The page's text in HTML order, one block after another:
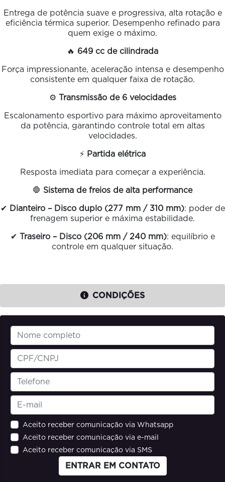
Entrega de potência suave e progressiva, alta rotação e
eficiência térmica superior. Desempenho refinado para
quem exige o máximo.
🔥 649 cc de cilindrada
Força impressionante, aceleração intensa e desempenho
consistente em qualquer faixa de rotação.
⚙️ Transmissão de 6 velocidades
Escalonamento esportivo para máximo aproveitamento
da potência, garantindo controle total em altas
velocidades.
⚡ Partida elétrica
Resposta imediata para começar a experiência.
🛑 Sistema de freios de alta performance
✔ Dianteiro – Disco duplo (277 mm / 310 mm): poder de
frenagem superior e máxima estabilidade.
✔ Traseiro – Disco (206 mm / 240 mm): equilíbrio e
controle em qualquer situação.
CONDIÇÕES
Aceito receber comunicação via Whatsapp
Aceito receber comunicação via e-mail
Aceito receber comunicação via SMS
ENTRAR EM CONTATO